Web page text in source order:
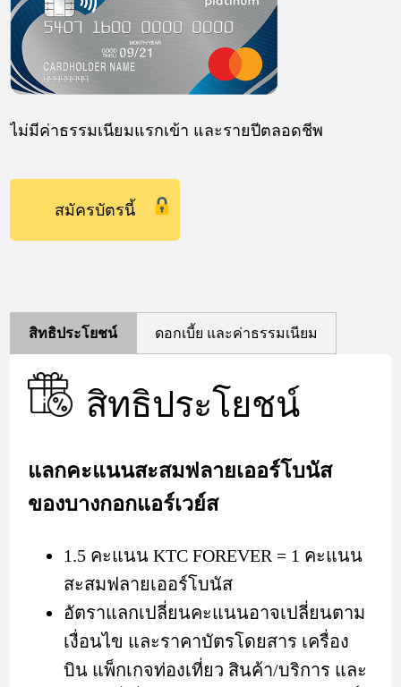
ไม่มีค่าธรรมเนียมแรกเข้า และรายปีตลอดชีพ
สมัครบัตรนี้
สิทธิประโยชน์ ดอกเบี้ย และค่าธรรมเนียม
สิทธิประโยชน์
แลกคะแนนสะสมฟลายเออร์โบนัส
ของบางกอกแอร์เวย์ส
1.5 คะแนน KTC FOREVER = 1 คะแนน
สะสมฟลายเออร์โบนัส
อัตราแลกเปลี่ยนคะแนนอาจเปลี่ยนตาม
เงื่อนไข และราคาบัตรโดยสาร เครื่อง
บิน แพ็กเกจท่องเที่ยว สินค้า/บริการ และ